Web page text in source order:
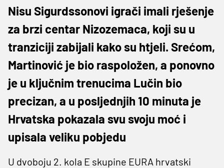
Nisu Sigurdssonovi igrači imali rješenje
za brzi centar Nizozemaca, koji su u
tranziciji zabijali kako su htjeli. Srećom,
Martinović je bio raspoložen, a ponovno
je u ključnim trenucima Lučin bio
precizan, a u posljednjih 10 minuta je
Hrvatska pokazala svu svoju moć i
upisala veliku pobjedu
U dvoboju 2. kola E skupine EURA hrvatski